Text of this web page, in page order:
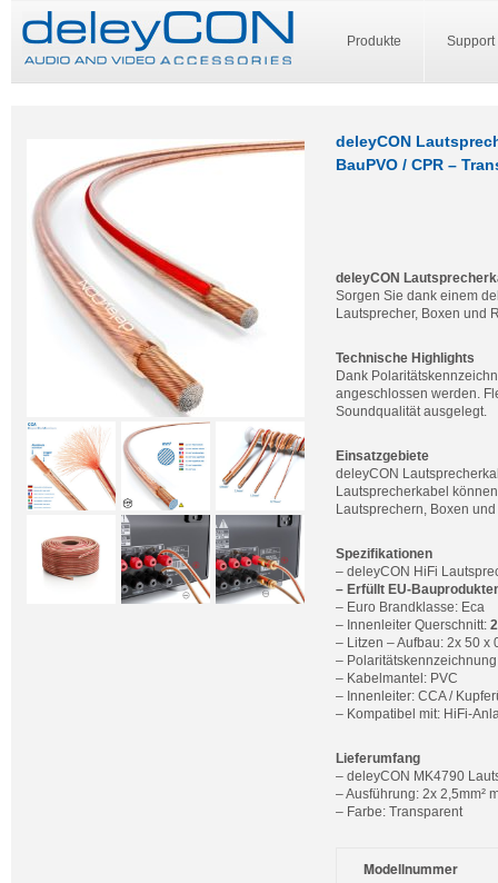
Produkte Support
deleyCON
BauPVO / CPR –
deleyCON
Sorgen Sie dank einem
Lautsprecher, Boxen und
Technische Highlights
Dank
angeschlossen werden.
Soundqualität ausgelegt.
Einsatzgebiete
deleyCON
Lautsprecherkabel
Lautsprechern, Boxen
Spezifikationen
– deleyCON HiFi
– Erfüllt EU-
– Euro Brandklasse: Eca
– Innenleiter Querschnitt:
– Litzen – Aufbau: 2x 50 x
–
– Kabelmantel: PVC
– Innenleiter: CCA /
– Kompatibel mit: HiFi-
Lieferumfang
– deleyCON MK4790
– Ausführung: 2x 2,5mm²
– Farbe: Transparent
Modellnummer